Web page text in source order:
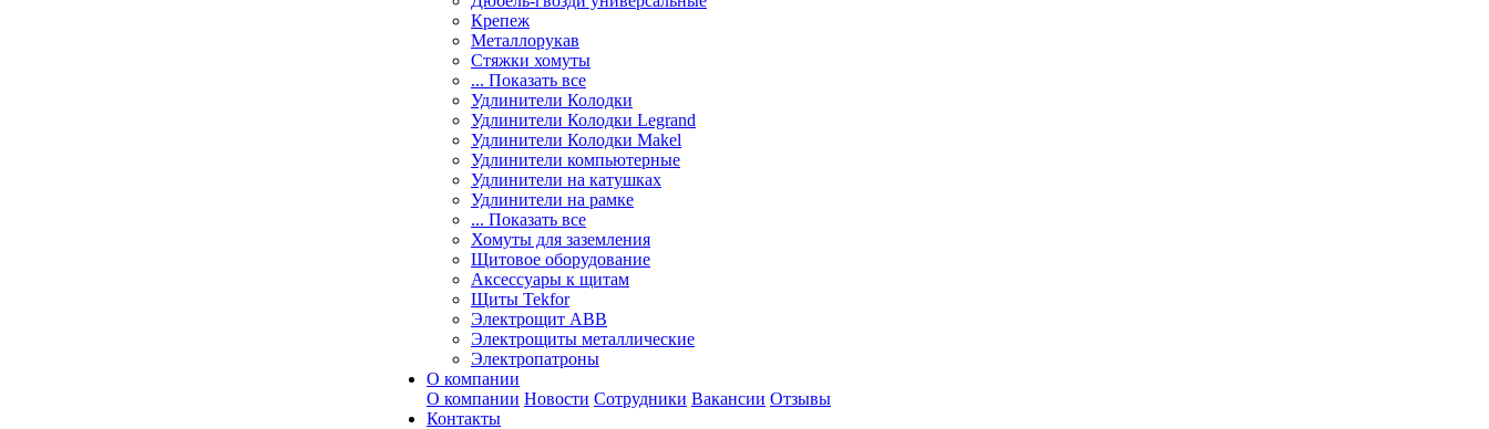
Крепеж
Металлорукав
Стяжки хомуты
... Показать все
Удлинители Колодки
Удлинители Колодки Legrand
Удлинители Колодки Makel
Удлинители компьютерные
Удлинители на катушках
Удлинители на рамке
... Показать все
Хомуты для заземления
Щитовое оборудование
Аксессуары к щитам
Щиты Tekfor
Электрощит АВВ
Электрощиты металлические
Электропатроны
О компании
О компании Новости Сотрудники Вакансии Отзывы
Контакты